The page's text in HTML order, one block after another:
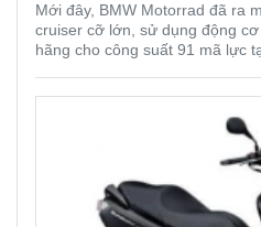
Mới đây, BMW Motorrad đã ra
cruiser cỡ lớn, sử dụng động
hãng cho công suất 91 mã lực